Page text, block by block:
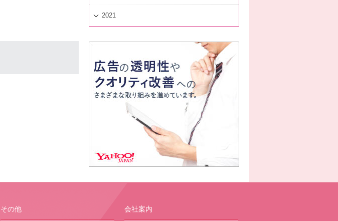
2021
その他 会社案内